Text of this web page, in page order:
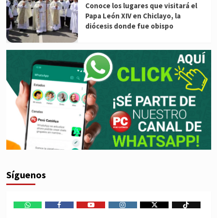
Conoce los lugares que visitará el
Papa León XIV en Chiclayo, la
diócesis donde fue obispo
Síguenos